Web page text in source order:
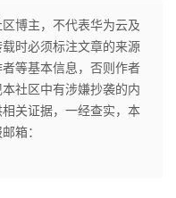
博主，不代表华为云及
时必须标注文章的来源
者等基本信息，否则作者
社区中有涉嫌抄袭的内
关证据，一经查实，本
箱：